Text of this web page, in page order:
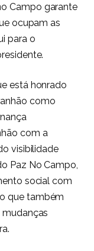
Campo garante
ocupam as
para o
está honrado
como
com a
visibilidade
Paz No Campo,
social com
que também